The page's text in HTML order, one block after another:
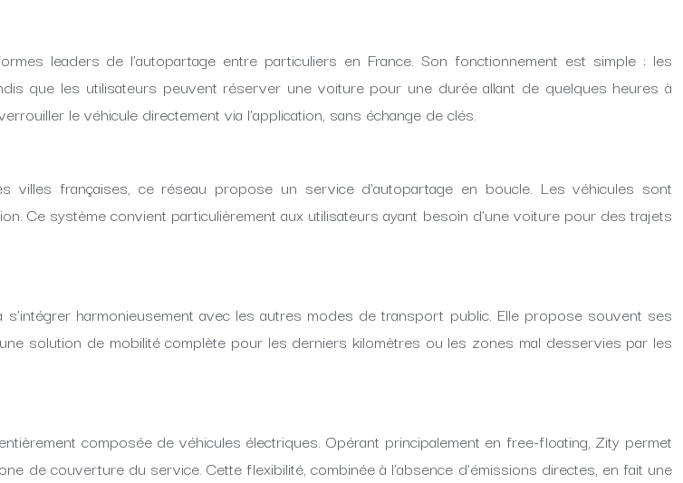
leaders de l’autopartage entre particuliers en France. Son fonctionnement est simple : les
que les utilisateurs peuvent réserver une voiture pour une durée allant de quelques heures à
le véhicule directement via l’application, sans échange de clés.
françaises, ce réseau propose un service d’autopartage en boucle. Les véhicules sont
Ce système convient particulièrement aux utilisateurs ayant besoin d’une voiture pour des trajets
harmonieusement avec les autres modes de transport public. Elle propose souvent ses
solution de mobilité complète pour les derniers kilomètres ou les zones mal desservies par les
composée de véhicules électriques. Opérant principalement en free-floating, Zity permet
de couverture du service. Cette flexibilité, combinée à l’absence d’émissions directes, en fait une